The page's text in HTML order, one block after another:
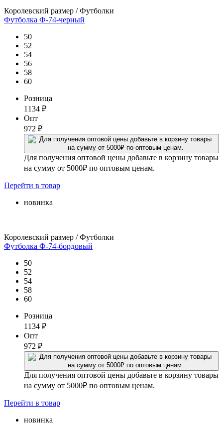
Королевский размер / Футболки
Футболка Ф-74-черный
50
52
54
56
58
60
Розница
1134 ₽
Опт
972 ₽
Для получения оптовой цены добавьте в корзину товары
на сумму от 5000₽ по оптовым ценам.
Перейти в товар
новинка
Королевский размер / Футболки
Футболка Ф-74-бордовый
50
52
54
58
60
Розница
1134 ₽
Опт
972 ₽
Для получения оптовой цены добавьте в корзину товары
на сумму от 5000₽ по оптовым ценам.
Перейти в товар
новинка